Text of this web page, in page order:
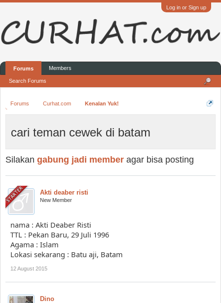
Log in or Sign up
Forums Curhat.com Kenalan Yuk!
cari teman cewek di batam
Silakan gabung jadi member agar bisa posting
Akti deaber risti
New Member
nama : Akti Deaber Risti
TTL : Pekan Baru, 29 Juli 1996
Agama : Islam
Lokasi sekarang : Batu aji, Batam
12 August 2015
Dino
Forums
Search Forums
Members